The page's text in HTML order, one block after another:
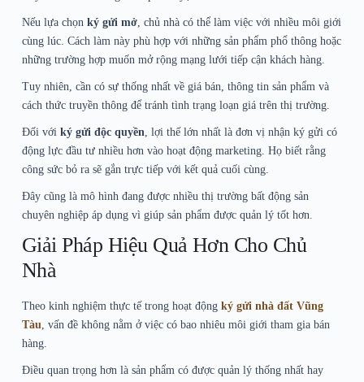
Nếu lựa chọn ký gửi mở, chủ nhà có thể làm việc với nhiều môi giới
cùng lúc. Cách làm này phù hợp với những sản phẩm phổ thông hoặc
những trường hợp muốn mở rộng mạng lưới tiếp cận khách hàng.
Tuy nhiên, cần có sự thống nhất về giá bán, thông tin sản phẩm và
cách thức truyền thông để tránh tình trạng loạn giá trên thị trường.
Đối với ký gửi độc quyền , lợi thế lớn nhất là đơn vị nhận ký gửi có
động lực đầu tư nhiều hơn vào hoạt động marketing. Họ biết rằng
công sức bỏ ra sẽ gắn trực tiếp với kết quả cuối cùng.
Đây cũng là mô hình đang được nhiều thị trường bất động sản
chuyên nghiệp áp dụng vì giúp sản phẩm được quản lý tốt hơn.
Giải Pháp Hiệu Quả Hơn Cho Chủ
Nhà
Theo kinh nghiệm thực tế trong hoạt động ký gửi nhà đất Vũng
Tàu, vấn đề không nằm ở việc có bao nhiêu môi giới tham gia bán
hàng.
Điều quan trọng hơn là sản phẩm có được quản lý thống nhất hay